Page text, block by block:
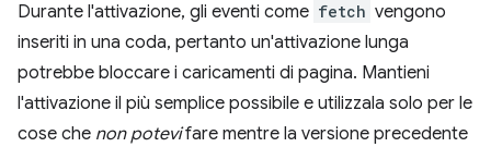
Durante l'attivazione, gli eventi come fetch vengono
inseriti in una coda, pertanto un'attivazione lunga
potrebbe bloccare i caricamenti di pagina. Mantieni
l'attivazione il più semplice possibile e utilizzala solo per le
cose che non potevifare mentre la versione precedente